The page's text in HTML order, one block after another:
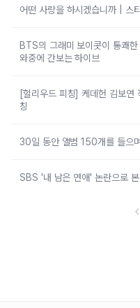
어떤 사랑을 하시겠습니까 | 스
BTS의 그래미 보이콧이 통쾌
와중에 간보는 하이브
[헐리우드 피칭] 케데헌 김보연
칭
30일 동안 앨범 150개를 들으
SBS '내 남은 연애' 논란으로